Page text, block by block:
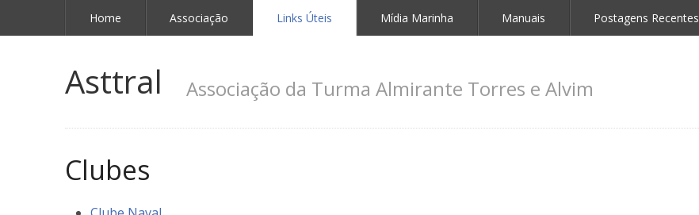
Home Associação Links Úteis Mídia Marinha Manuais Postagens Recentes
Asttral Associação da Turma Almirante Torres e Alvim
Clubes